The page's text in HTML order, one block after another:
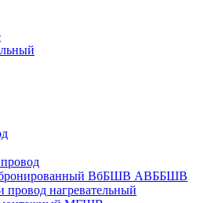
бронированный ВбБШВ АВББШВ
провод нагревательный